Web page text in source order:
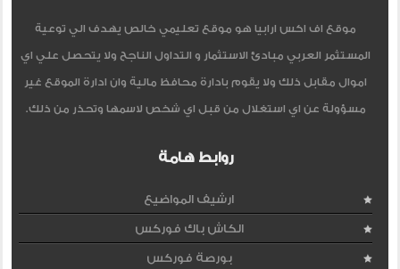
موقع اف اكس ارابيا هو موقع تعليمي خالص يهدف الي توعية
المستثمر العربي مبادئ الاستثمار و التداول الناجح ولا يتحصل علي اي
اموال مقابل ذلك ولا يقوم بادارة محافظ مالية وان ادارة الموقع غير
مسؤولة عن اي استغلال من قبل اي شخص لاسمها وتحذر من ذلك.
روابط هامة
ارشيف المواضيع
الكاش باك فوركس
بورصة فوركس